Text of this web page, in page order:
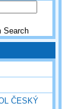
ČESKÝ